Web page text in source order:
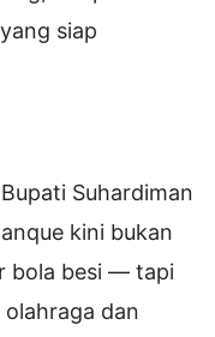
siap
Suhardiman
kini bukan
bola besi — tapi
dan